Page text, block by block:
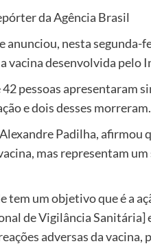
da Agência Brasil
anunciou, nesta segunda-
a vacina desenvolvida
pessoas apresentaram
e dois desses morreram.
Padilha, afirmou
mas representam
tem um objetivo que é a
de Vigilância Sanitária]
adversas da